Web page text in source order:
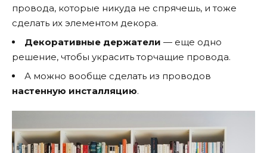
провода, которые никуда не спрячешь, и тоже
сделать их элементом декора.
Декоративные держатели — еще одно
решение, чтобы украсить торчащие провода.
А можно вообще сделать из проводов
настенную инсталляцию.